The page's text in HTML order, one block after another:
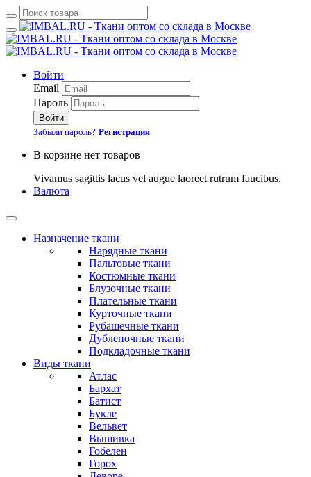
Войти
Email
Пароль
Войти
Забыли пароль? Регистрация
В корзине нет товаров
Vivamus sagittis lacus vel augue laoreet rutrum faucibus.
Валюта
Назначение ткани
Нарядные ткани
Пальтовые ткани
Костюмные ткани
Блузочные ткани
Плательные ткани
Курточные ткани
Рубашечные ткани
Дубленочные ткани
Подкладочные ткани
Виды ткани
Атлас
Бархат
Батист
Букле
Вельвет
Вышивка
Гобелен
Горох